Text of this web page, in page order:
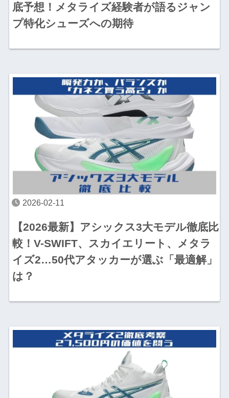
底予想！メタライズ経験者が語るジャン
プ特化シューズへの期待
2026-02-11
【2026最新】アシックス3大モデル徹底比
較！V-SWIFT、スカイエリート、メタラ
イズ2…50代アタッカーが選ぶ「最適解」
は？